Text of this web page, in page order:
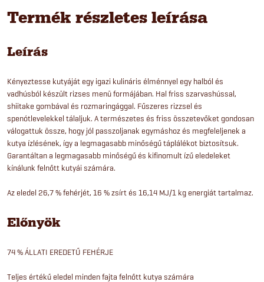
Termék részletes leírása
Leírás
Kényeztesse kutyáját egy igazi kulináris élménnyel egy halból és
vadhúsból készült rizses menü formájában. Hal friss szarvashússal,
shiitake gombával és rozmaringággal. Fűszeres rizzsel és
spenótlevelekkel tálaljuk. A természetes és friss összetevőket gondosan
válogattuk össze, hogy jól passzoljanak egymáshoz és megfeleljenek a
kutya ízlésének, így a legmagasabb minőségű táplálékot biztosítsuk.
Garantáltan a legmagasabb minőségű és kifinomult ízű eledeleket
kínálunk felnőtt kutyái számára.
Az eledel 26,7 % fehérjét, 16 % zsírt és 16,14 MJ/1 kg energiát tartalmaz.
Előnyök
74 % ÁLLATI EREDETŰ FEHÉRJE
Teljes értékű eledel minden fajta felnőtt kutya számára